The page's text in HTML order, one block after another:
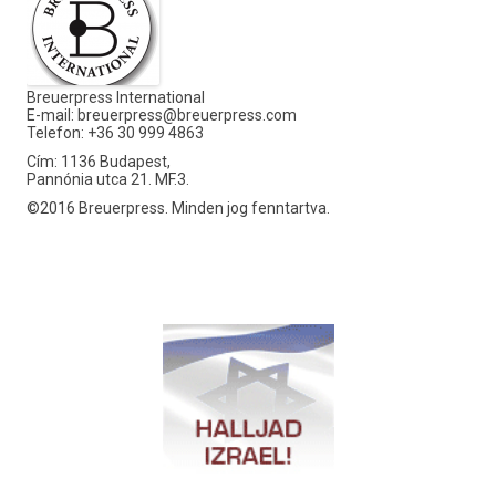
Breuerpress International
E-mail: breuerpress@breuerpress.com
Telefon: +36 30 999 4863
Cím: 1136 Budapest,
Pannónia utca 21. MF.3.
©2016 Breuerpress. Minden jog fenntartva.